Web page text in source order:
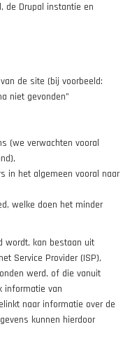
de Drupal instantie en
de site (bij voorbeeld:
niet gevonden"
(we verwachten vooral
in het algemeen vooral naar
welke doen het minder
wordt, kan bestaan uit
Service Provider (ISP),
werd, of die vanuit
informatie van
naar informatie over de
kunnen hierdoor